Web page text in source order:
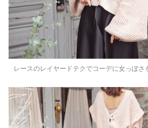
レースのレイヤードテクでコーデに女っぽさ